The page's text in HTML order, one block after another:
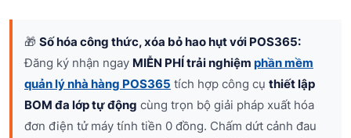
🎁 Số hóa công thức, xóa bỏ hao hụt với POS365:
Đăng ký nhận ngay MIỄN PHÍ trải nghiệm phần mềm
quản lý nhà hàng POS365 tích hợp công cụ thiết lập
BOM đa lớp tự động cùng trọn bộ giải pháp xuất hóa
đơn điện tử máy tính tiền 0 đồng. Chấm dứt cảnh đau